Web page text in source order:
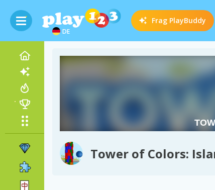
DE
Frag PlayBuddy
Tower of Colors: